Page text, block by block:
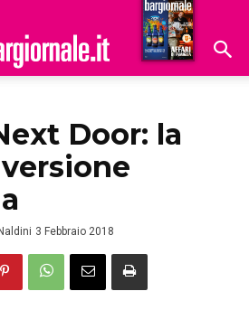
Hoteldomani
Door: la
3 Febbraio 2018